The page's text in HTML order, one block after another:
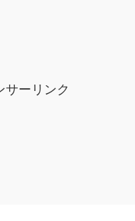
サーリンク